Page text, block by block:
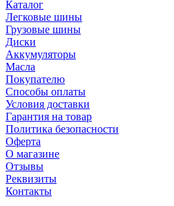
Каталог
Легковые шины
Грузовые шины
Диски
Аккумуляторы
Масла
Покупателю
Способы оплаты
Условия доставки
Гарантия на товар
Политика безопасности
Оферта
О магазине
Отзывы
Реквизиты
Контакты